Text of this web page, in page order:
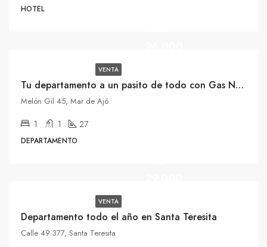
HOTEL
VENTA
Tu departamento a un pasito de todo con Gas Natural
Melón Gil 45, Mar de Ajó
1 1 27
DEPARTAMENTO
VENTA
Departamento todo el año en Santa Teresita
Calle 49 377, Santa Teresita